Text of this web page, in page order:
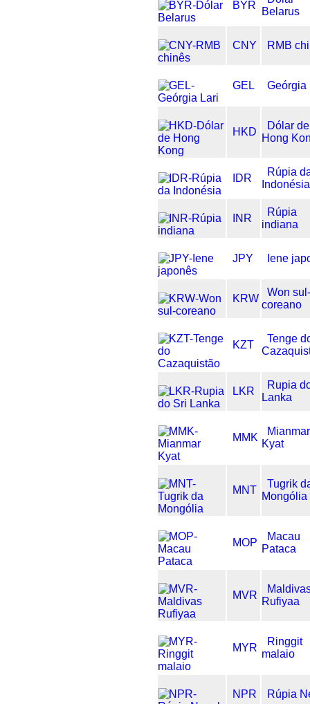
BYR
Belarus
CNY RMB
GEL Geórgia
HKD
Dólar de
Hong
IDR
Rúpia
Indonésia
INR
Rúpia
indiana
JPY Iene
KRW
Won
coreano
KZT
Tenge
LKR
Rupia
Lanka
MMK
Mianmar
Kyat
MNT
Tugrik
Mongólia
MOP
Macau
Pataca
MVR
Rufiyaa
MYR
Ringgit
malaio
NPR Rúpia